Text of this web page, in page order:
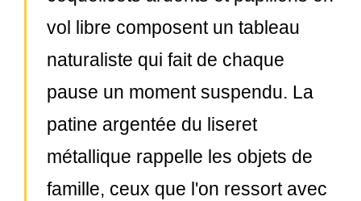
vol libre composent un tableau
naturaliste qui fait de chaque
pause un moment suspendu. La
patine argentée du liseret
métallique rappelle les objets de
famille, ceux que l'on ressort avec